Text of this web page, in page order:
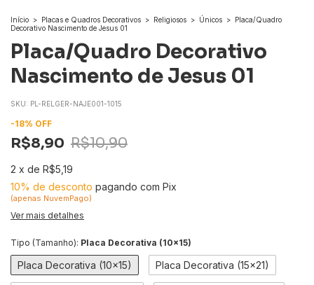
Início > Placas e Quadros Decorativos > Religiosos > Únicos > Placa/Quadro
Decorativo Nascimento de Jesus 01
Placa/Quadro Decorativo
Nascimento de Jesus 01
SKU: PL-RELGER-NAJE001-1015
-18% OFF
R$8,90 R$10,90
2 x de R$5,19
10% de desconto pagando com Pix
(apenas NuvemPago)
Ver mais detalhes
Tipo (Tamanho): Placa Decorativa (10x15)
Placa Decorativa (10x15) Placa Decorativa (15x21)